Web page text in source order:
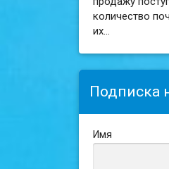
количество
их...
Подписка
Имя